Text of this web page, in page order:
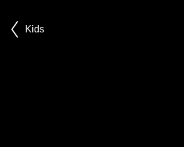
Kids